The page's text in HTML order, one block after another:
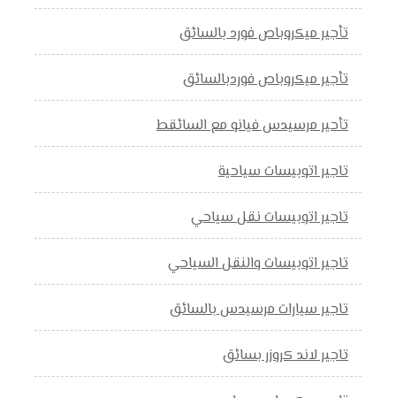
تأجير ميكروباص فورد بالسائق
تأجير ميكروباص فوردبالسائق
تأحير مرسيدس فيانو مع السائقط
تاجير اتوبيسات سياحية
تاجير اتوبيسات نقل سياحي
تاجير اتوبيسات والنقل السياحي
تاجير سيارات مرسيدس بالسائق
تاجير لاند كروزر بسائق